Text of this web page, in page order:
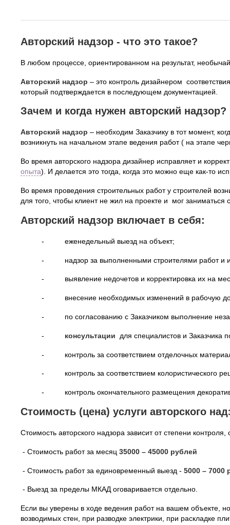
Авторский надзор - что это такое?
В любом процессе, ориентированном на результат,
Авторский надзор – это контроль дизайнером
который подтверждается в последующем документацией.
Зачем и когда нужен авторский надзор?
Авторский надзор – необходим Заказчику в тот момент,
возникнуть на начальном этапе ведения работ ( на этапе
Во время авторского надзора дизайнер исправляет и
опыта). И делается это тогда, когда это можно еще как-то
Во время проведения строительных работ у строителей
для того, чтобы клиент не жил на проекте и мог
Авторский надзор включает в себя:
- еженедельный выезд на объект;
- надзор за выполненными строителями работ и их
- выявление недочетов и корректировка их на
- внесение необходимых изменений в рабочую
- по согласованию с Заказчиком выполнение
- консультации для специалистов и
- контроль за соответствием отделочных
- контроль за соответствием колористического
- контроль окончательного размещения
Стоимость (цена) услуги авторского
Стоимость авторского надзора зависит от степени
- Стоимость работ за месяц 35000 – 45000 рублей
- Стоимость работ за единовременный выезд - 5000 – 7000
- Выезд за пределы МКАД оговаривается отдельно.
Если вы уверены в ходе ведения работ на вашем объекте,
возводимых стен, при разводке электрики, при раскладке